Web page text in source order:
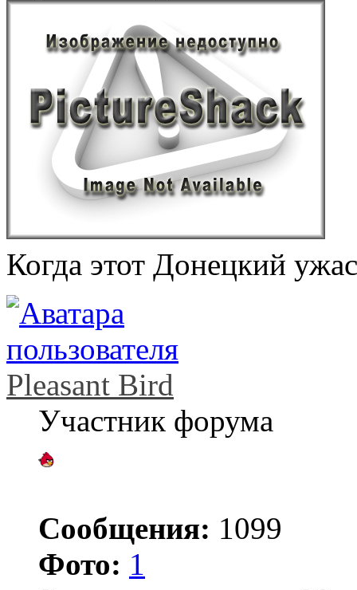
Когда этот Донецкий
Pleasant Bird
Участник форума
Сообщения: 1099
Фото: 1